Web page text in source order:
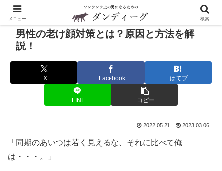
男性の老け顔対策とは？原因と方法を解
説！
X Facebook はてブ
LINE コピー
2022.05.21 2023.03.06
「同期のあいつは若く見えるな、それに比べて俺
は・・・。」
メニュー 検索